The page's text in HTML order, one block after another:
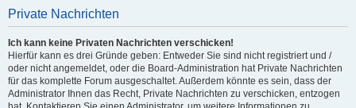
Private Nachrichten
Ich kann keine Privaten Nachrichten verschicken!
Hierfür kann es drei Gründe geben: Entweder Sie sind nicht registriert und /
oder nicht angemeldet, oder die Board-Administration hat Private Nachrichten
für das komplette Forum ausgeschaltet. Außerdem könnte es sein, dass der
Administrator Ihnen das Recht, Private Nachrichten zu verschicken, entzogen